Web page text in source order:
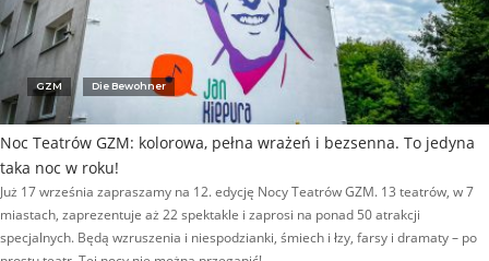
GZM Die Bewohner
Noc Teatrów GZM: kolorowa, pełna wrażeń i bezsenna. To jedyna
taka noc w roku!
Już 17 września zapraszamy na 12. edycję Nocy Teatrów GZM. 13 teatrów, w 7
miastach, zaprezentuje aż 22 spektakle i zaprosi na ponad 50 atrakcji
specjalnych. Będą wzruszenia i niespodzianki, śmiech i łzy, farsy i dramaty – po